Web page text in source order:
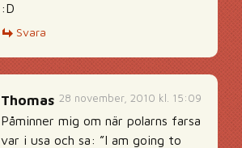
:D
Svara
28 november, 2010 kl. 15:09
Thomas
Påminner mig om när polarns farsa
var i usa och sa: ”I am going to